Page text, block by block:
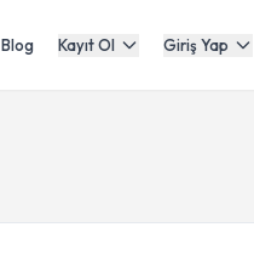
Blog Kayıt Ol Giriş Yap